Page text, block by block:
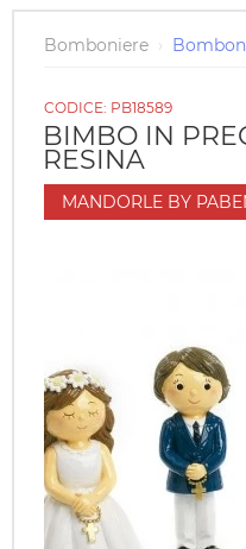
Bomboniere ›
CODICE: PB18589
BIMBO IN
RESINA
MANDORLE BY